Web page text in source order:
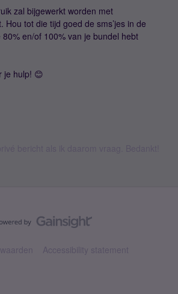
zal bijgewerkt worden met
Hou tot die tijd goed de sms’jes in de
en/of 100% van je bundel hebt
je hulp! 😊
Accessibility statement